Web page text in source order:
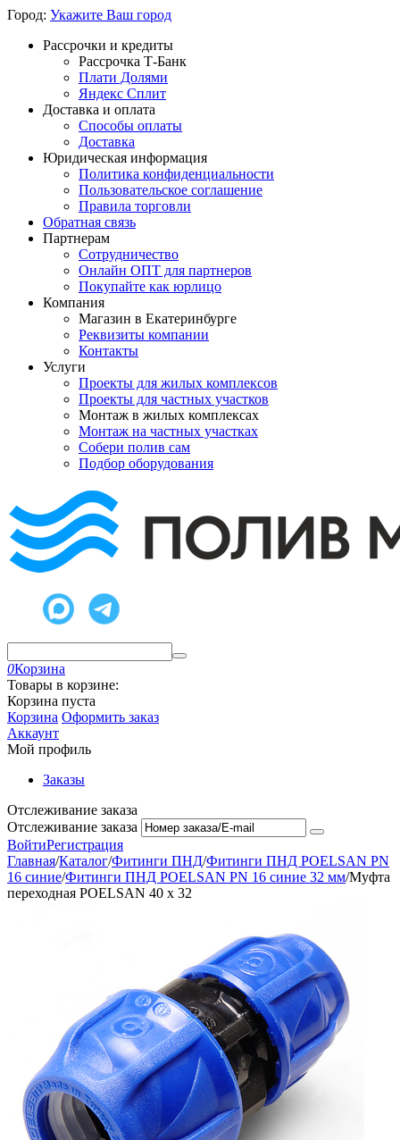
Город: Укажите Ваш город
Рассрочки и кредиты
Рассрочка Т-Банк
Плати Долями
Яндекс Сплит
Доставка и оплата
Способы оплаты
Доставка
Юридическая информация
Политика конфиденциальности
Пользовательское соглашение
Правила торговли
Обратная связь
Партнерам
Сотрудничество
Онлайн ОПТ для партнеров
Покупайте как юрлицо
Компания
Магазин в Екатеринбурге
Реквизиты компании
Контакты
Услуги
Проекты для жилых комплексов
Проекты для частных участков
Монтаж в жилых комплексах
Монтаж на частных участках
Собери полив сам
Подбор оборудования
0Корзина
Товары в корзине:
Корзина пуста
Корзина Оформить заказ
Аккаунт
Мой профиль
Заказы
Отслеживание заказа
Отслеживание заказа
ВойтиРегистрация
Главная/Каталог/Фитинги ПНД/Фитинги ПНД POELSAN PN
16 синие/Фитинги ПНД POELSAN PN 16 синие 32 мм/Муфта
переходная POELSAN 40 х 32